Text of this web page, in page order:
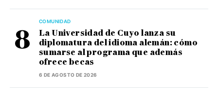
COMUNIDAD
La Universidad de Cuyo lanza su
diplomatura del idioma alemán: cómo
sumarse al programa que además
ofrece becas
6 DE AGOSTO DE 2026